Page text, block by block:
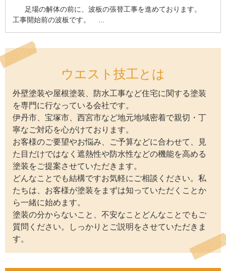
足場の解体の前に、波板の張替工事を進めております。
工事開始前の波板です。 ...
ウエスト技工とは
外壁塗装や屋根塗装、防水工事など住宅に関する塗装
を専門に行なっている会社です。
伊丹市、宝塚市、西宮市など地元地域密着で親切・丁
寧なご対応を心がけております。
お客様のご要望やお悩み、ご予算などに合わせて、見
た目だけではなく遮熱性や防水性などの機能を高める
塗装をご提案させていただきます。
どんなことでも結構ですお気軽にご相談ください。私
たちは、お客様が塗装をまずは知っていただくことか
ら一緒に始めます。
塗装の分からないこと、不安なことどんなことでもご
質問ください。しっかりとご説明をさせていただきま
す。